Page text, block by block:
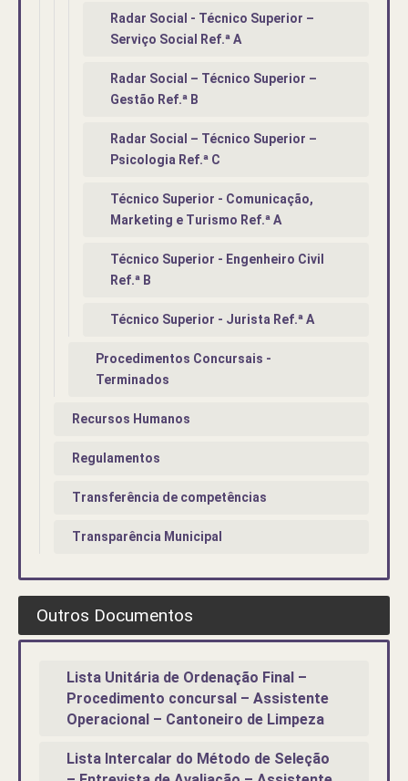
Radar Social - Técnico Superior –
Serviço Social Ref.ª A
Radar Social – Técnico Superior –
Gestão Ref.ª B
Radar Social – Técnico Superior –
Psicologia Ref.ª C
Técnico Superior - Comunicação,
Marketing e Turismo Ref.ª A
Técnico Superior - Engenheiro Civil
Ref.ª B
Técnico Superior - Jurista Ref.ª A
Procedimentos Concursais -
Terminados
Recursos Humanos
Regulamentos
Transferência de competências
Transparência Municipal
Outros Documentos
Lista Unitária de Ordenação Final –
Procedimento concursal – Assistente
Operacional – Cantoneiro de Limpeza
Lista Intercalar do Método de Seleção